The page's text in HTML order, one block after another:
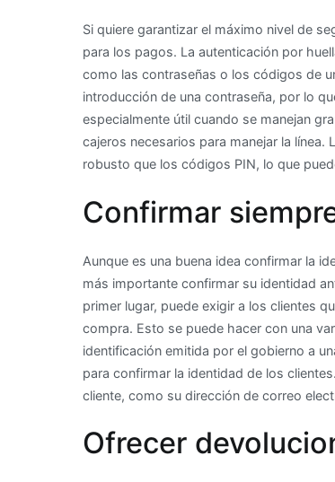
Si quiere garantizar el máximo nivel de
para los pagos. La autenticación por
como las contraseñas o los códigos de
introducción de una contraseña, por lo
especialmente útil cuando se manejan
cajeros necesarios para manejar la
robusto que los códigos PIN, lo que
Confirmar
Aunque es una buena idea confirmar la
más importante confirmar su identidad
primer lugar, puede exigir a los clientes
compra. Esto se puede hacer con una
identificación emitida por el gobierno a
para confirmar la identidad de los
cliente, como su dirección de correo
Ofrecer